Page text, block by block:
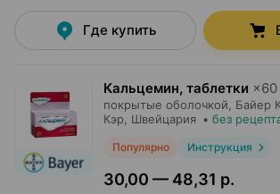
Где купить
Кальцемин, таблетки ×60
покрытые оболочкой, Байер
Кэр, Швейцария • без
Популярно Инструкция
30,00 — 48,31 р.